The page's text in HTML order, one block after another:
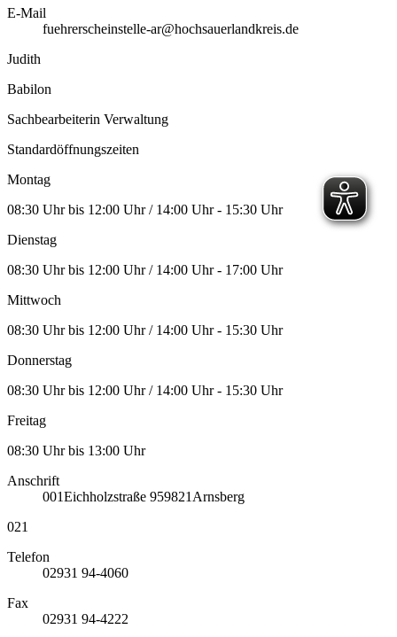
E-Mail
fuehrerscheinstelle-ar@hochsauerlandkreis.de
Judith
Babilon
Sachbearbeiterin Verwaltung
Standardöffnungszeiten
Montag
08:30 Uhr bis 12:00 Uhr / 14:00 Uhr - 15:30 Uhr
Dienstag
08:30 Uhr bis 12:00 Uhr / 14:00 Uhr - 17:00 Uhr
Mittwoch
08:30 Uhr bis 12:00 Uhr / 14:00 Uhr - 15:30 Uhr
Donnerstag
08:30 Uhr bis 12:00 Uhr / 14:00 Uhr - 15:30 Uhr
Freitag
08:30 Uhr bis 13:00 Uhr
Anschrift
001Eichholzstraße 959821 Arnsberg
021
Telefon
02931 94-4060
Fax
02931 94-4222